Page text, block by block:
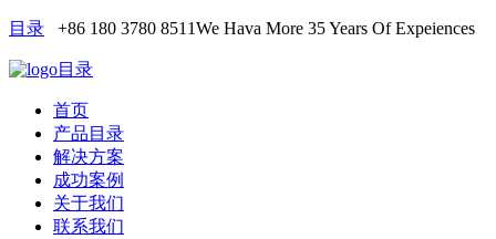
目录 +86 180 3780 8511We Hava More 35 Years Of Expeiences
目录
首页
产品目录
解决方案
成功案例
关于我们
联系我们